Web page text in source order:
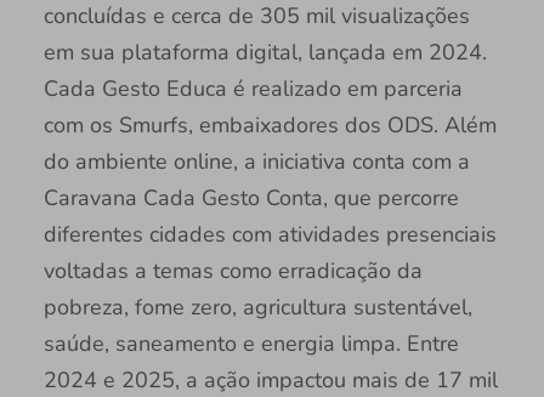
concluídas e cerca de 305 mil visualizações
em sua plataforma digital, lançada em 2024.
Cada Gesto Educa é realizado em parceria
com os Smurfs, embaixadores dos ODS. Além
do ambiente online, a iniciativa conta com a
Caravana Cada Gesto Conta, que percorre
diferentes cidades com atividades presenciais
voltadas a temas como erradicação da
pobreza, fome zero, agricultura sustentável,
saúde, saneamento e energia limpa. Entre
2024 e 2025, a ação impactou mais de 17 mil